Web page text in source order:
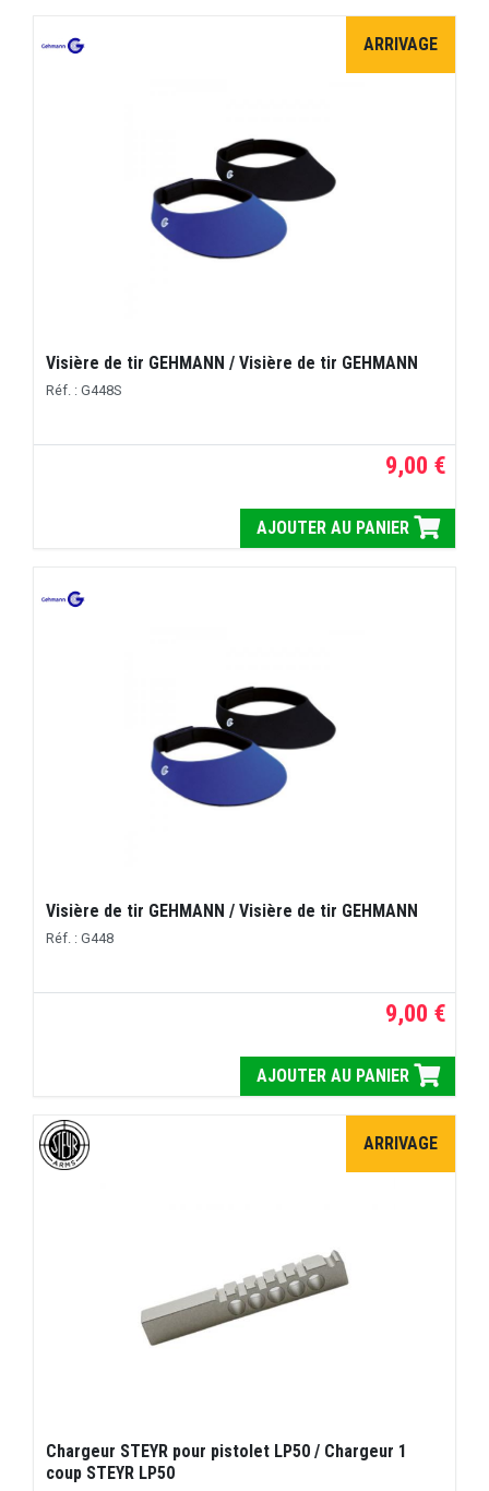
ARRIVAGE
Visière de tir GEHMANN / Visière de tir GEHMANN
Réf. : G448S
9,00 €
AJOUTER AU PANIER
Visière de tir GEHMANN / Visière de tir GEHMANN
Réf. : G448
9,00 €
AJOUTER AU PANIER
ARRIVAGE
Chargeur STEYR pour pistolet LP50 / Chargeur 1
coup STEYR LP50